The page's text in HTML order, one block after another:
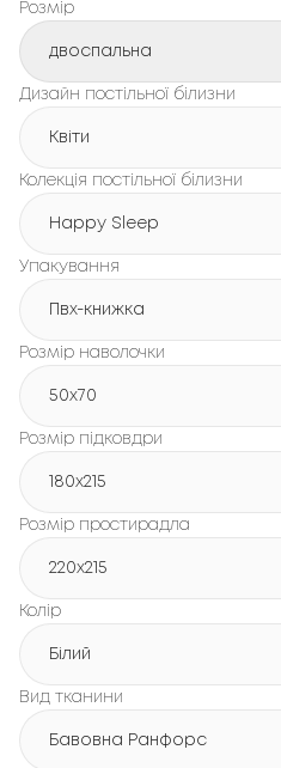
Розмір
двоспальна
Дизайн постільної білизни
Квіти
Колекція постільної білизни
Happy Sleep
Упакування
Пвх-книжка
Розмір наволочки
50x70
Розмір підковдри
180х215
Розмір простирадла
220х215
Колір
Білий
Вид тканини
Бавовна Ранфорс